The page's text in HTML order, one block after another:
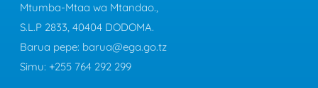
Mtumba-Mtaa wa Mtandao.,
S.L.P 2833, 40404 DODOMA.
Barua pepe: barua@ega.go.tz
Simu: +255 764 292 299